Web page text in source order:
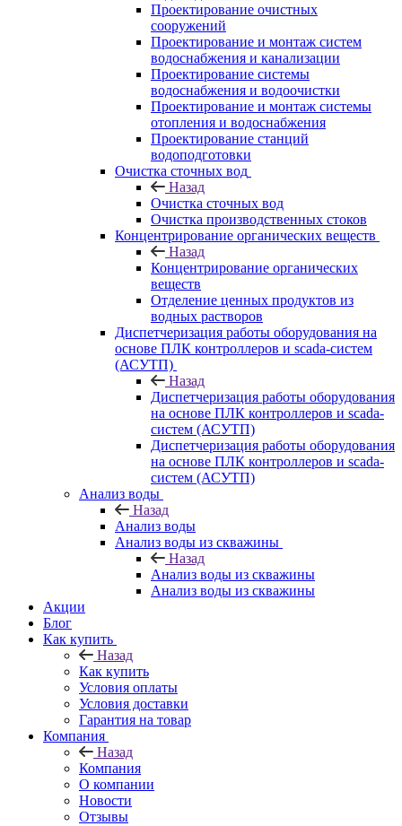
Проектирование очистных
сооружений
Проектирование и монтаж систем
водоснабжения и канализации
Проектирование системы
водоснабжения и водоочистки
Проектирование и монтаж системы
отопления и водоснабжения
Проектирование станций
водоподготовки
Очистка сточных вод
Назад
Очистка сточных вод
Очистка производственных стоков
Концентрирование органических веществ
Назад
Концентрирование органических
веществ
Отделение ценных продуктов из
водных растворов
Диспетчеризация работы оборудования на
основе ПЛК контроллеров и scada-систем
(АСУТП)
Назад
Диспетчеризация работы оборудования
на основе ПЛК контроллеров и scada-
систем (АСУТП)
Диспетчеризация работы оборудования
на основе ПЛК контроллеров и scada-
систем (АСУТП)
Анализ воды
Назад
Анализ воды
Анализ воды из скважины
Назад
Анализ воды из скважины
Анализ воды из скважины
Акции
Блог
Как купить
Назад
Как купить
Условия оплаты
Условия доставки
Гарантия на товар
Компания
Назад
Компания
О компании
Новости
Отзывы